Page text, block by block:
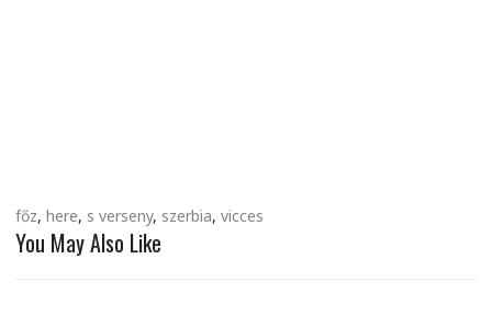
főz, here, s verseny, szerbia, vicces
You May Also Like